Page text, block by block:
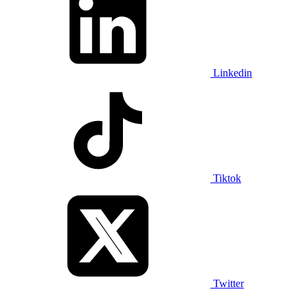
Linkedin
Tiktok
Twitter